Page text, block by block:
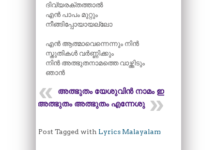
ദിവ്യരക്തത്താൽ
എൻ പാപം മുറ്റും
നീങ്ങിപ്പോയായല്ലോ
എൻ ആത്മാവെന്നെന്നും നിൻ
സ്തുതികൾ വർണ്ണിക്കും
നിൻ അത്ഭുതനാമത്തെ വാഴ്ത്തിടും
ഞാൻ
അത്ഭുതം യേശുവിൻ നാമം ഈ
അത്ഭുതം അത്ഭുതം എന്നേശു
Post Tagged with Lyrics Malayalam